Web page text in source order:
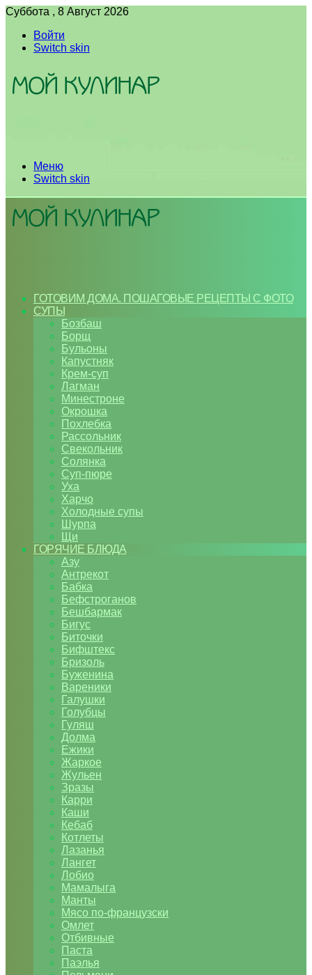
Суббота , 8 Август 2026
Войти
Switch skin
Меню
Switch skin
ГОТОВИМ ДОМА. ПОШАГОВЫЕ РЕЦЕПТЫ С ФОТО
СУПЫ
Бозбаш
Борщ
Бульоны
Капустняк
Крем-суп
Лагман
Минестроне
Окрошка
Похлебка
Рассольник
Свекольник
Солянка
Суп-пюре
Уха
Харчо
Холодные супы
Шурпа
Щи
ГОРЯЧИЕ БЛЮДА
Азу
Антрекот
Бабка
Бефстроганов
Бешбармак
Бигус
Биточки
Бифштекс
Бризоль
Буженина
Вареники
Галушки
Голубцы
Гуляш
Долма
Ежики
Жаркое
Жульен
Зразы
Карри
Каши
Кебаб
Котлеты
Лазанья
Лангет
Лобио
Мамалыга
Манты
Мясо по-французски
Омлет
Отбивные
Паста
Паэлья